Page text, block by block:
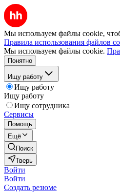
Мы используем файлы cookie,
Правила использования файлов
Мы используем файлы cookie.
Понятно
Ищу работу
Ищу работу
Ищу работу
Ищу сотрудника
Сервисы
Помощь
Ещё
Поиск
Тверь
Войти
Войти
Создать резюме